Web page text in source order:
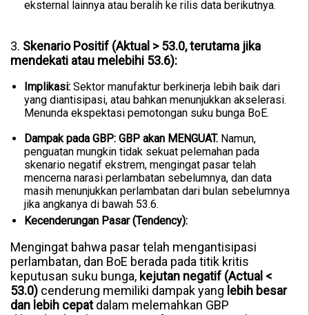
eksternal lainnya atau beralih ke rilis data berikutnya.
3. Skenario Positif (Aktual > 53.0, terutama jika
mendekati atau melebihi 53.6):
Implikasi: Sektor manufaktur berkinerja lebih baik dari
yang diantisipasi, atau bahkan menunjukkan akselerasi.
Menunda ekspektasi pemotongan suku bunga BoE.
Dampak pada GBP: GBP akan MENGUAT. Namun,
penguatan mungkin tidak sekuat pelemahan pada
skenario negatif ekstrem, mengingat pasar telah
mencerna narasi perlambatan sebelumnya, dan data
masih menunjukkan perlambatan dari bulan sebelumnya
jika angkanya di bawah 53.6.
Kecenderungan Pasar (Tendency):
Mengingat bahwa pasar telah mengantisipasi
perlambatan, dan BoE berada pada titik kritis
keputusan suku bunga, kejutan negatif (Actual <
53.0) cenderung memiliki dampak yang lebih besar
dan lebih cepatdalam melemahkan GBP